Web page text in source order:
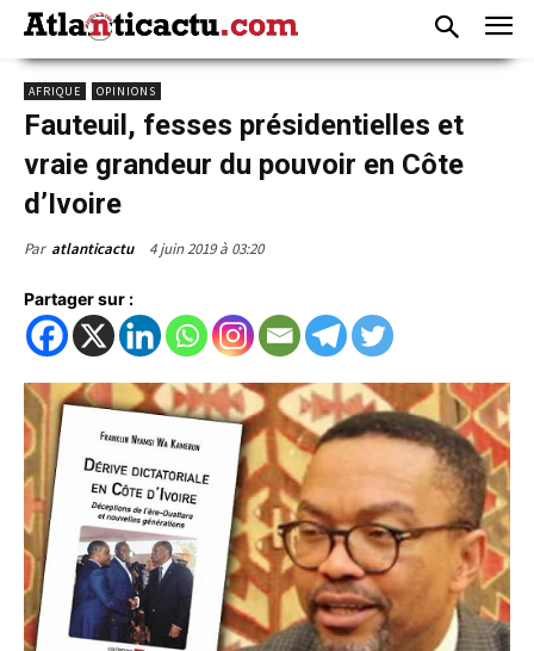
AFRIQUE OPINIONS
Fauteuil, fesses présidentielles et
vraie grandeur du pouvoir en Côte
d’Ivoire
Par atlanticactu 4 juin 2019 à 03:20
Partager sur :